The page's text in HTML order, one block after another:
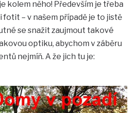
kolem něho! Především je třeba
fotit – v našem případě je to jistě
se snažit zaujmout takové
optiku, abychom v záběru
nejmíň. A že jich tu je: